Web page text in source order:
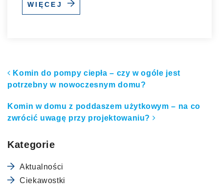
WIĘCEJ
Nawigacja po artykułach
Komin do pompy ciepła – czy w ogóle jest
potrzebny w nowoczesnym domu?
Komin w domu z poddaszem użytkowym – na co
zwrócić uwagę przy projektowaniu?
Kategorie
Aktualności
Ciekawostki